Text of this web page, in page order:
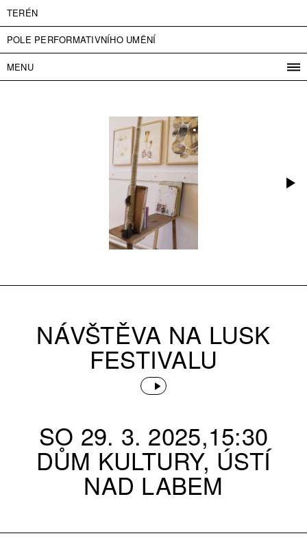
TERÉN
POLE PERFORMATIVNÍHO UMĚNÍ
MENU
ENGLISH
NÁVŠTĚVA NA LUSK
FESTIVALU
SO 29. 3. 2025,15:30
DŮM KULTURY, ÚSTÍ
NAD LABEM